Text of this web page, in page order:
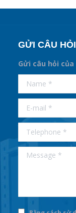
GỬI CÂU HỎI
Gửi câu hỏi
supertotobet
betist
Name *
E-mail *
Telephone *
Message *